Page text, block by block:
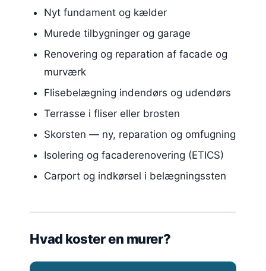
Nyt fundament og kælder
Murede tilbygninger og garage
Renovering og reparation af facade og
murværk
Flisebelægning indendørs og udendørs
Terrasse i fliser eller brosten
Skorsten — ny, reparation og omfugning
Isolering og facaderenovering (ETICS)
Carport og indkørsel i belægningssten
Hvad koster en murer?